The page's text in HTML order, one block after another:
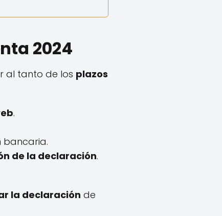
2024
al tanto de los plazos
.
bancaria.
de la declaración.
la declaración de